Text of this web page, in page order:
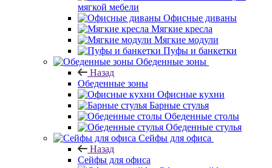
мягкой мебели
Офисные диваны
Мягкие кресла
Мягкие модули
Пуфы и банкетки
Обеденные зоны
Назад
Обеденные зоны
Офисные кухни
Барные стулья
Обеденные столы
Обеденные стулья
Сейфы для офиса
Назад
Сейфы для офиса